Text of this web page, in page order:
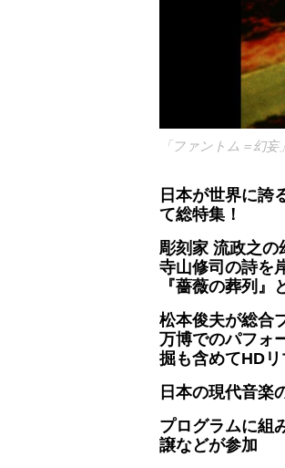
「ファントム＝幻妄」
日本が世界に誇
て総特集！
彫刻家 流政之の
寺山修司の詩を
『薔薇の葬列
松本俊夫が総合
万博でのパフォ
掘も含めてHDリ
日本の現代音楽
プログラムに組
譲などが参加